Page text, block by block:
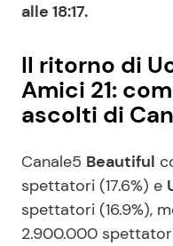
alle 18:17.
Il ritorno di
Amici 21:
ascolti di
Canale5 Beautiful
spettatori (17.6%) e
spettatori (16.9%),
2.900.000